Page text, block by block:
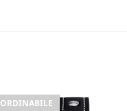
ORDINABILE